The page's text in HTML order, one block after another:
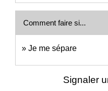
Comment faire si...
Je me sépare
Signaler